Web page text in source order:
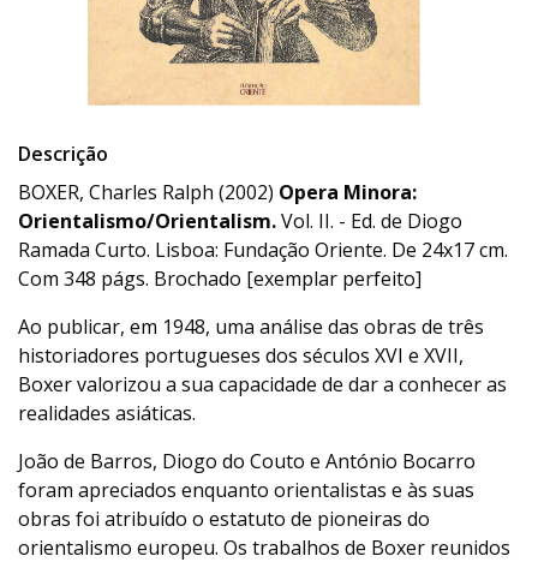
Descrição
BOXER, Charles Ralph (2002) Opera Minora:
Orientalismo/Orientalism.Vol. II. - Ed. de Diogo
Ramada Curto. Lisboa: Fundação Oriente. De 24x17 cm.
Com 348 págs. Brochado [exemplar perfeito]
Ao publicar, em 1948, uma análise das obras de três
historiadores portugueses dos séculos XVI e XVII,
Boxer valorizou a sua capacidade de dar a conhecer as
realidades asiáticas.
João de Barros, Diogo do Couto e António Bocarro
foram apreciados enquanto orientalistas e às suas
obras foi atribuído o estatuto de pioneiras do
orientalismo europeu. Os trabalhos de Boxer reunidos